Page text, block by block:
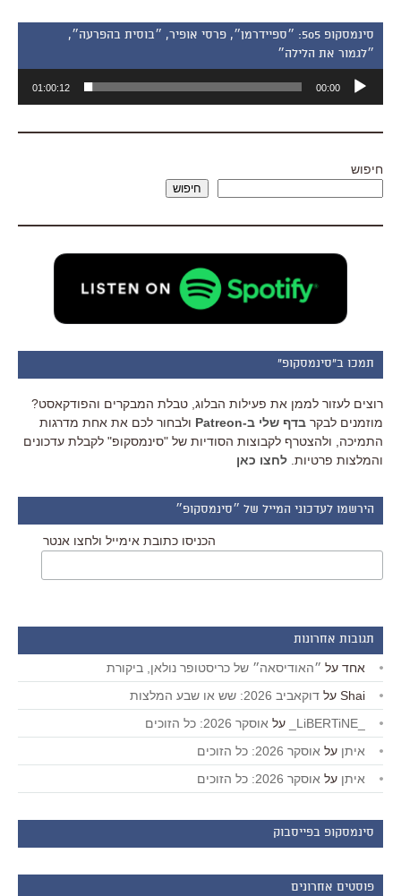
סינמסקופ 505: ״ספיידרמן״, פרסי אופיר, ״בוסית בהפרעה״,
״לגמור את הלילה״
אודיו
00:00
01:00:12
חיפוש
חיפוש
תמכו ב"סינמסקופ"
רוצים לעזור לממן את פעילות הבלוג, טבלת המבקרים והפודקאסט?
מוזמנים לבקר בדף שלי ב-Patreon
ולבחור לכם את אחת מדרגות
התמיכה, ולהצטרף לקבוצות הסודיות של "סינמסקופ" לקבלת עדכונים
והמלצות פרטיות. לחצו כאן
הירשמו לעדכוני המייל של ״סינמסקופ״
הכניסו כתובת אימייל ולחצו אנטר
תגובות אחרונות
אחד על ״האודיסאה״ של כריסטופר נולאן, ביקורת
Shai על דוקאביב 2026: שש או שבע המלצות
על אוסקר 2026: כל הזוכים
איתן על אוסקר 2026: כל הזוכים
איתן על אוסקר 2026: כל הזוכים
סינמסקופ בפייסבוק
פוסטים אחרונים